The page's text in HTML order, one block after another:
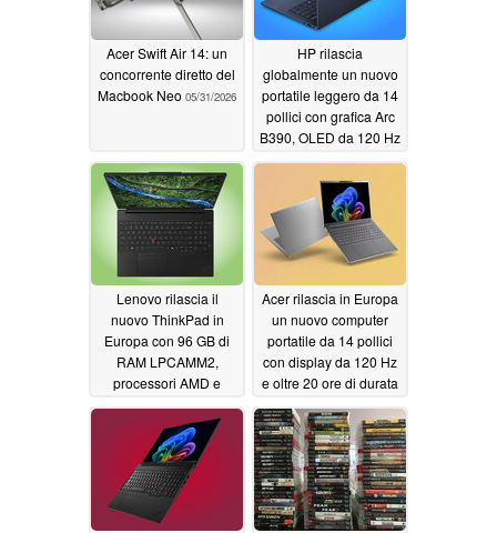
Acer Swift Air 14: un
concorrente diretto del
Macbook Neo 05/31/2026
HP rilascia
globalmente un nuovo
portatile leggero da 14
pollici con grafica Arc
B390, OLED da 120 Hz
05/29/2026
Lenovo rilascia il
nuovo ThinkPad in
Europa con 96 GB di
RAM LPCAMM2,
processori AMD e
05/29/2026
Acer rilascia in Europa
un nuovo computer
portatile da 14 pollici
con display da 120 Hz
e oltre 20 ore di durata
05/29/2026